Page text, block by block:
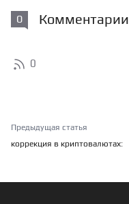
0 Комментарии
0
Предыдущая статья
коррекция в криптовалютах: